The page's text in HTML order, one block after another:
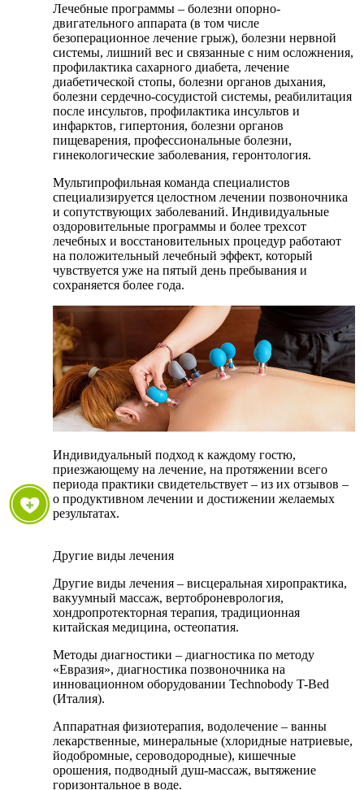
Лечебные программы – болезни опорно-
двигательного аппарата (в том числе
безоперационное лечение грыж), болезни нервной
системы, лишний вес и связанные с ним осложнения,
профилактика сахарного диабета, лечение
диабетической стопы, болезни органов дыхания,
болезни сердечно-сосудистой системы, реабилитация
после инсультов, профилактика инсультов и
инфарктов, гипертония, болезни органов
пищеварения, профессиональные болезни,
гинекологические заболевания, геронтология.
Мультипрофильная команда специалистов
специализируется целостном лечении позвоночника
и сопутствующих заболеваний. Индивидуальные
оздоровительные программы и более трехсот
лечебных и восстановительных процедур работают
на положительный лечебный эффект, который
чувствуется уже на пятый день пребывания и
сохраняется более года.
Индивидуальный подход к каждому гостю,
приезжающему на лечение, на протяжении всего
периода практики свидетельствует – из их отзывов –
о продуктивном лечении и достижении желаемых
результатах.
Другие виды лечения
Другие виды лечения – висцеральная хиропрактика,
вакуумный массаж, вертоброневрология,
хондропротекторная терапия, традиционная
китайская медицина, остеопатия.
Методы диагностики – диагностика по методу
«Евразия», диагностика позвоночника на
инновационном оборудовании Technobody T-Bed
(Италия).
Аппаратная физиотерапия, водолечение – ванны
лекарственные, минеральные (хлоридные натриевые,
йодобромные, сероводородные), кишечные
орошения, подводный душ-массаж, вытяжение
горизонтальное в воде.